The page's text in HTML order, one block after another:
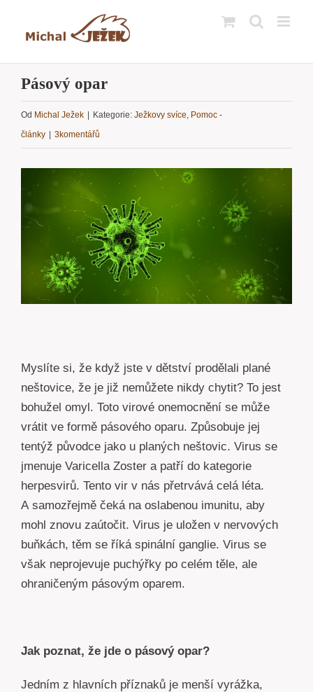
Pásový opar
Od Michal Ježek Kategorie: Ježkovy svíce, Pomoc -
články
3komentářů
Zobrazit
větší
obrázek
Myslíte si, že když jste v dětství prodělali plané
neštovice, že je již nemůžete nikdy chytit? To jest
bohužel omyl. Toto virové onemocnění se může
vrátit ve formě pásového oparu. Způsobuje jej
tentýž původce jako u planých neštovic. Virus se
jmenuje Varicella Zoster a patří do kategorie
herpesvirů. Tento vir v nás přetrvává celá léta.
A samozřejmě čeká na oslabenou imunitu, aby
mohl znovu zaútočit. Virus je uložen v nervových
buňkách, těm se říká spinální ganglie. Virus se
však neprojevuje puchýřky po celém těle, ale
ohraničeným pásovým oparem.
Jak poznat, že jde o pásový opar?
Jedním z hlavních příznaků je menší vyrážka,